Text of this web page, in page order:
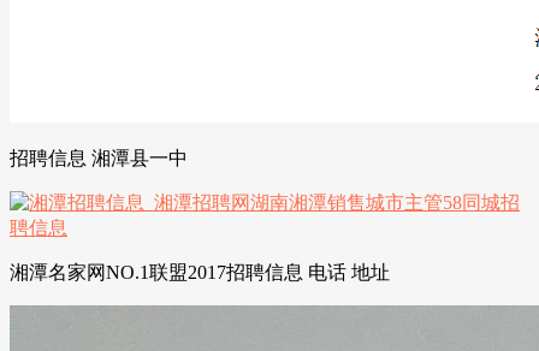
招聘信息 湘潭县一中
湘潭名家网NO.1联盟2017招聘信息 电话 地址